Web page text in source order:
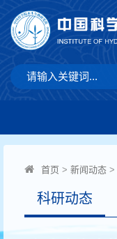
首页 > 新闻动态 >
科研动态